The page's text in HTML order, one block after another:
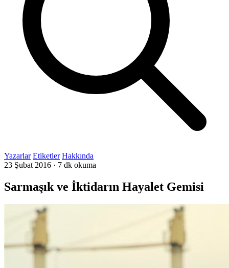
Yazarlar Etiketler Hakkında
23 Şubat 2016 · 7 dk okuma
Sarmaşık ve İktidarın Hayalet Gemisi